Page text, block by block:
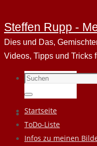
Steffen Rupp -
Dies und Das,
Videos, Tipps und Tricks
Suchen
nach:
Suchen
Zum
Inhalt
springen
Startseite
ToDo-Liste
Infos zu meinen